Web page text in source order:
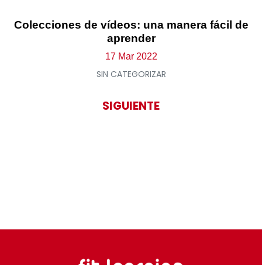
Colecciones de vídeos: una manera fácil de
aprender
17 Mar 2022
SIN CATEGORIZAR
SIGUIENTE